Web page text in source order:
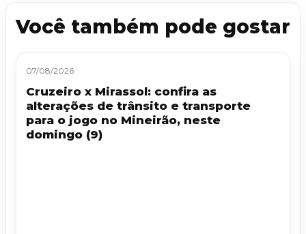
Você também pode gostar
07/08/2026
Cruzeiro x Mirassol: confira as
alterações de trânsito e transporte
para o jogo no Mineirão, neste
domingo (9)